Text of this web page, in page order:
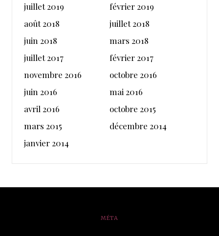
juillet 2019
février 2019
août 2018
juillet 2018
juin 2018
mars 2018
juillet 2017
février 2017
novembre 2016
octobre 2016
juin 2016
mai 2016
avril 2016
octobre 2015
mars 2015
décembre 2014
janvier 2014
MÉTA